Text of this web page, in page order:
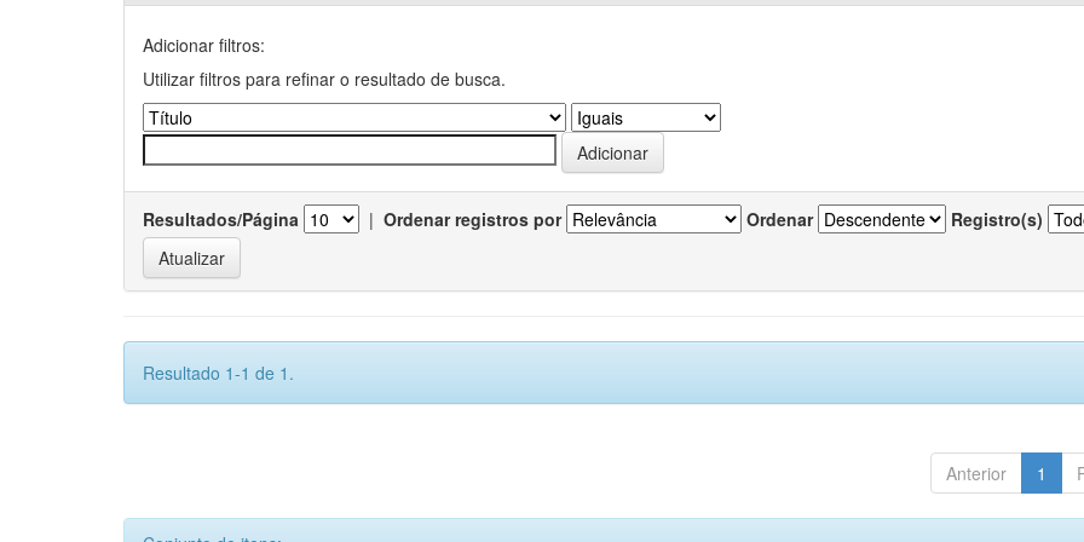
Adicionar filtros:
Utilizar filtros para refinar o resultado de busca.
Resultados/Página | Ordenar registros por Ordenar Registro(s)
Resultado 1-1 de 1.
Anterior 1